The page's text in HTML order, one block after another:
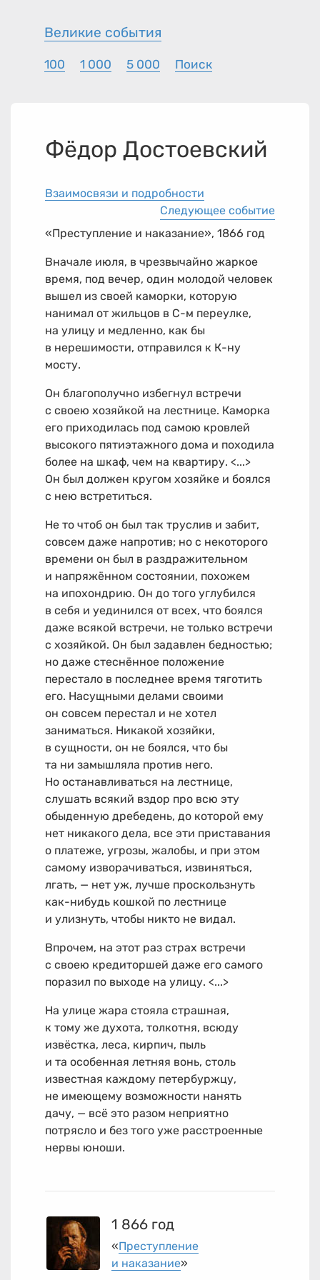
Великие события
100 1 000 5 000 Поиск
Фёдор Достоевский
Взаимосвязи и подробности
Следующее событие
«Преступление и наказание», 1866 год
Вначале июля, в чрезвычайно жаркое
время, под вечер, один молодой человек
вышел из своей каморки, которую
нанимал от жильцов в С-м переулке,
на улицу и медленно, как бы
в нерешимости, отправился к К-ну
мосту.
Он благополучно избегнул встречи
с своею хозяйкой на лестнице. Каморка
его приходилась под самою кровлей
высокого пятиэтажного дома и походила
более на шкаф, чем на квартиру. <...>
Он был должен кругом хозяйке и боялся
с нею встретиться.
Не то чтоб он был так труслив и забит,
совсем даже напротив; но с некоторого
времени он был в раздражительном
и напряжённом состоянии, похожем
на ипохондрию. Он до того углубился
в себя и уединился от всех, что боялся
даже всякой встречи, не только встречи
с хозяйкой. Он был задавлен бедностью;
но даже стеснённое положение
перестало в последнее время тяготить
его. Насущными делами своими
он совсем перестал и не хотел
заниматься. Никакой хозяйки,
в сущности, он не боялся, что бы
та ни замышляла против него.
Но останавливаться на лестнице,
слушать всякий вздор про всю эту
обыденную дребедень, до которой ему
нет никакого дела, все эти приставания
о платеже, угрозы, жалобы, и при этом
самому изворачиваться, извиняться,
лгать, — нет уж, лучше проскользнуть
как-нибудь кошкой по лестнице
и улизнуть, чтобы никто не видал.
Впрочем, на этот раз страх встречи
с своею кредиторшей даже его самого
поразил по выходе на улицу. <...>
На улице жара стояла страшная,
к тому же духота, толкотня, всюду
извёстка, леса, кирпич, пыль
и та особенная летняя вонь, столь
известная каждому петербуржцу,
не имеющему возможности нанять
дачу, — всё это разом неприятно
потрясло и без того уже расстроенные
нервы юноши.
1 866 год
«Преступление
и наказание»